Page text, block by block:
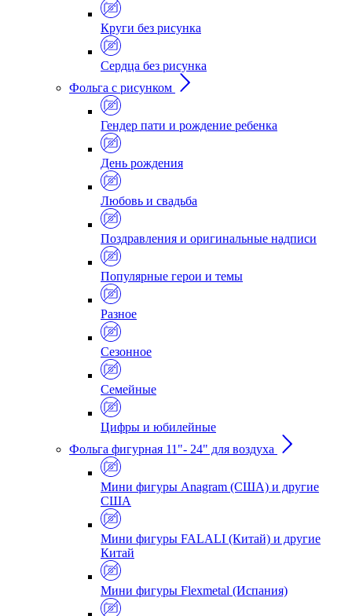
Круги без рисунка
Сердца без рисунка
Фольга с рисунком
Гендер пати и рождение ребенка
День рождения
Любовь и свадьба
Поздравления и оригинальные надписи
Популярные герои и темы
Разное
Сезонное
Семейные
Цифры и юбилейные
Фольга фигурная 11"- 24" для воздуха
Мини фигуры Anagram (США) и другие
США
Мини фигуры FALALI (Китай) и другие
Китай
Мини фигуры Flexmetal (Испания)